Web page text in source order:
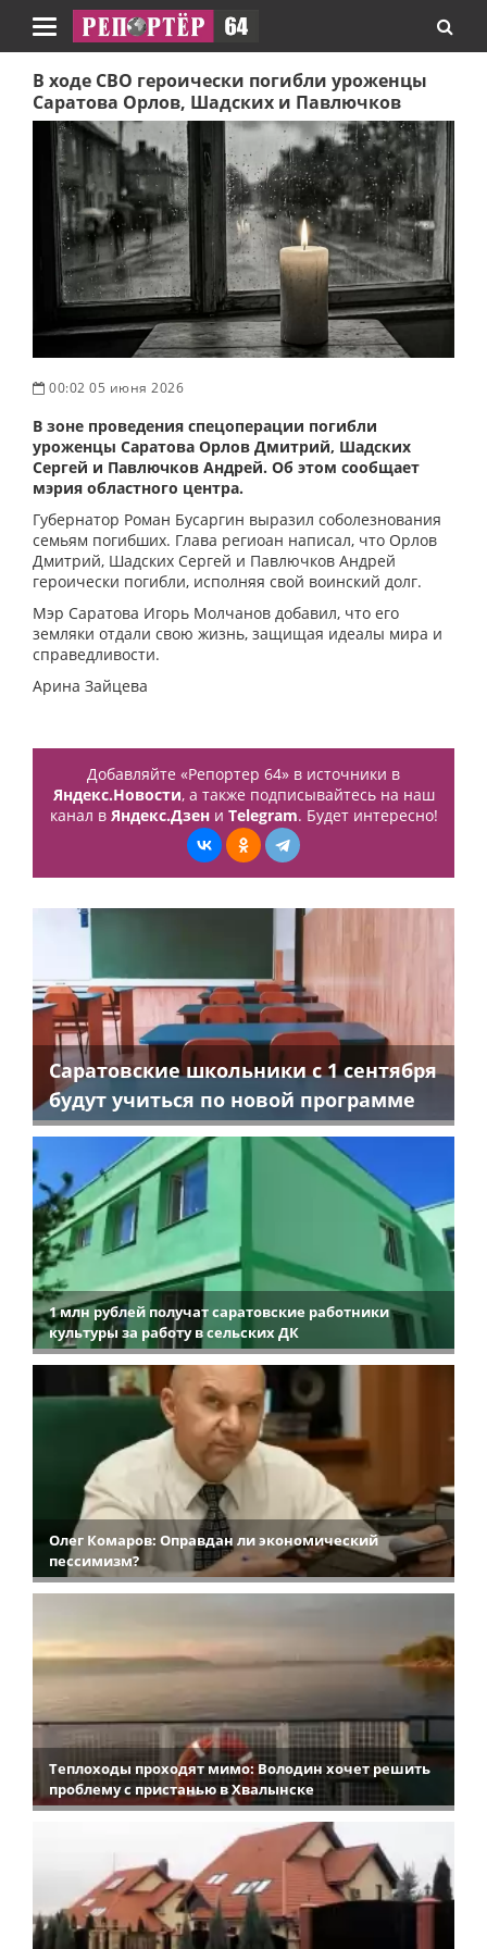
Навигация
В ходе СВО героически погибли уроженцы
Саратова Орлов, Шадских и Павлючков
00:02 05 июня 2026
В зоне проведения спецоперации погибли
уроженцы Саратова Орлов Дмитрий, Шадских
Сергей и Павлючков Андрей. Об этом сообщает
мэрия областного центра.
Губернатор Роман Бусаргин выразил соболезнования
семьям погибших. Глава региоан написал, что Орлов
Дмитрий, Шадских Сергей и Павлючков Андрей
героически погибли, исполняя свой воинский долг.
Мэр Саратова Игорь Молчанов добавил, что его
земляки отдали свою жизнь, защищая идеалы мира и
справедливости.
Арина Зайцева
Добавляйте «Репортер 64» в источники в
Яндекс.Новости, а также подписывайтесь на наш
канал в Яндекс.Дзени Telegram. Будет интересно!
Саратовские школьники с 1 сентября
будут учиться по новой программе
1 млн рублей получат саратовские работники
культуры за работу в сельских ДК
Олег Комаров: Оправдан ли экономический
пессимизм?
Теплоходы проходят мимо: Володин хочет решить
проблему с пристанью в Хвалынске